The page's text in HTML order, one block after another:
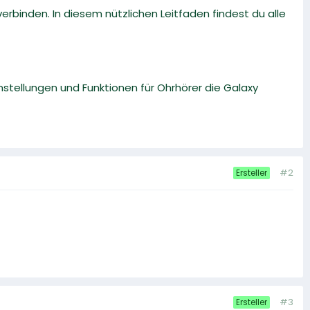
In diesem nützlichen Leitfaden findest du alle
und Funktionen für Ohrhörer die Galaxy
Ersteller #2
Ersteller #3